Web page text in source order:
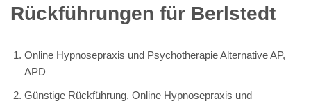
Rückführungen für Berlstedt
Online Hypnosepraxis und Psychotherapie Alternative AP,
APD
Günstige Rückführung, Online Hypnosepraxis und